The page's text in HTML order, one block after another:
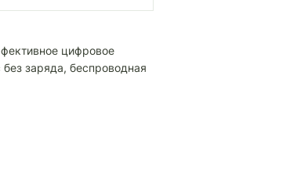
цифровое
заряда, беспроводная